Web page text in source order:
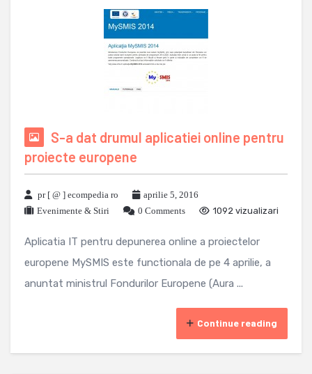
S-a dat drumul aplicatiei online pentru
proiecte europene
pr [ @ ] ecompedia ro
aprilie 5, 2016
Evenimente & Stiri
0 Comments 1092 vizualizari
Aplicatia IT pentru depunerea online a proiectelor
europene MySMIS este functionala de pe 4 aprilie, a
anuntat ministrul Fondurilor Europene (Aura ...
Continue reading